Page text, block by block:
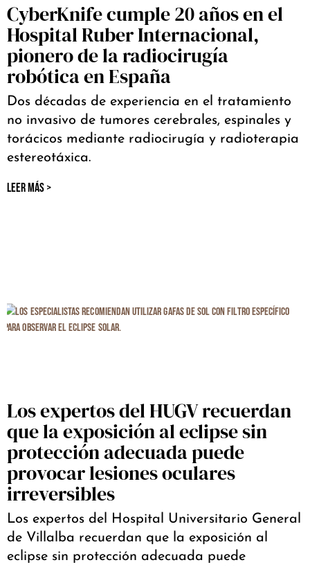
CyberKnife cumple 20 años en el
Hospital Ruber Internacional,
pionero de la radiocirugía
robótica en España
Dos décadas de experiencia en el tratamiento
no invasivo de tumores cerebrales, espinales y
torácicos mediante radiocirugía y radioterapia
estereotáxica.
LEER MÁS >
Los expertos del HUGV recuerdan
que la exposición al eclipse sin
protección adecuada puede
provocar lesiones oculares
irreversibles
Los expertos del Hospital Universitario General
de Villalba recuerdan que la exposición al
eclipse sin protección adecuada puede